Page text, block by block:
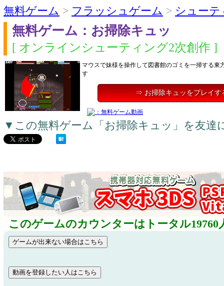
無料ゲーム > フラッシュゲーム > シューテ
無料ゲーム：お掃除キュッ
[ オンラインシューティング2次創作 ]
マウスで妹様を操作して図書館のゴミを一掃する東
す
⇒ お掃除キュッをプレイす
▼この無料ゲーム「お掃除キュッ」を友達
このゲームのカウンターはトータル19760